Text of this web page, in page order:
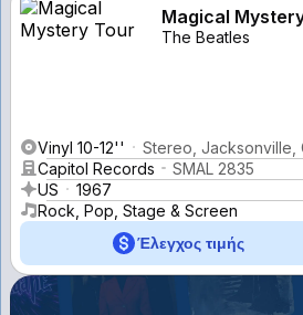
Magical
The Beatles
Vinyl 10-12''
Stereo, Jacksonville,
Capitol Records
SMAL 2835
US
1967
Rock, Pop, Stage & Screen
Έλεγχος τιμής